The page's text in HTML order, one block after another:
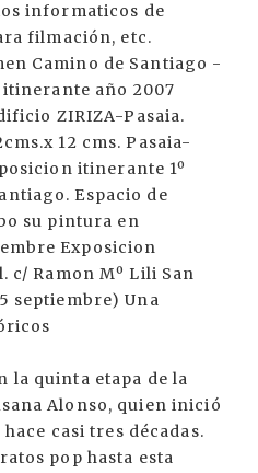
informaticos de
filmación, etc.
Camino de Santiago -
año 2007
ZIRIZA-Pasaia.
12 cms. Pasaia-
itinerante 1º
Espacio de
su pintura en
Exposicion
c/ Ramon Mº Lili San
septiembre) Una
la quinta etapa de la
Alonso, quien inició
casi tres décadas.
pop hasta esta